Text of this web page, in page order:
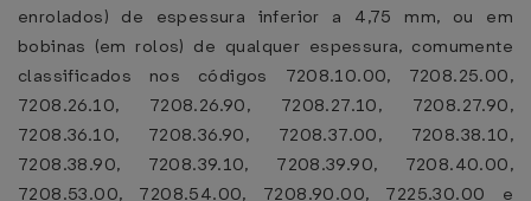
enrolados) de espessura inferior a 4,75 mm, ou em
bobinas (em rolos) de qualquer espessura, comumente
classificados nos códigos 7208.10.00, 7208.25.00,
7208.26.10, 7208.26.90, 7208.27.10, 7208.27.90,
7208.36.10, 7208.36.90, 7208.37.00, 7208.38.10,
7208.38.90, 7208.39.10, 7208.39.90, 7208.40.00,
7208.53.00, 7208.54.00, 7208.90.00, 7225.30.00 e